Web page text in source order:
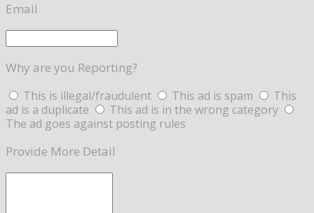
Email
Why are you Reporting?
This is illegal/fraudulent This ad is spam
This
ad is a duplicate
This ad is in the wrong category
The ad goes against posting rules
Provide More Detail